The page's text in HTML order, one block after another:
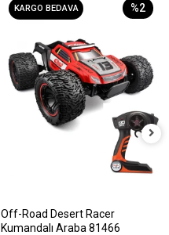
KARGO BEDAVA %2
Off-Road Desert Racer
Kumandalı Araba 81466